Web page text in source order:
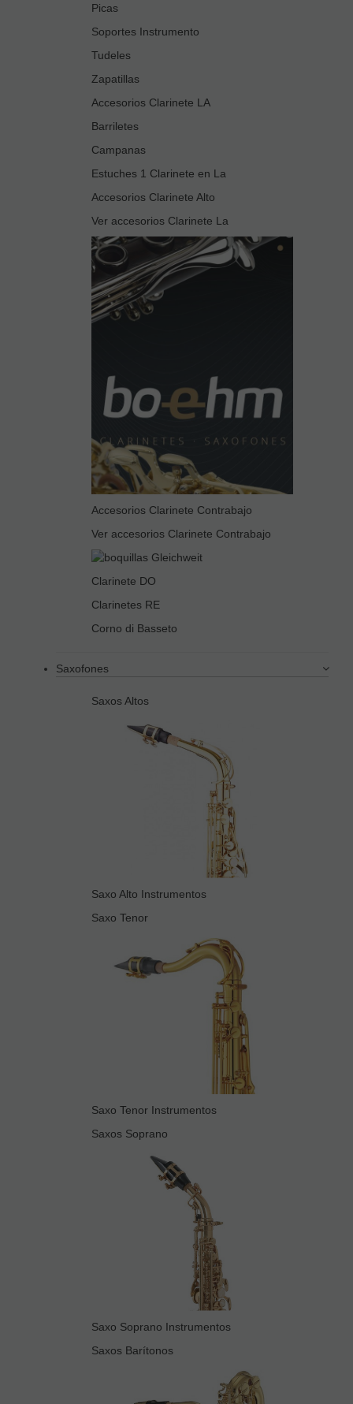
Picas
Soportes Instrumento
Tudeles
Zapatillas
Accesorios Clarinete LA
Barriletes
Campanas
Estuches 1 Clarinete en La
Accesorios Clarinete Alto
Ver accesorios Clarinete La
Accesorios Clarinete Contrabajo
Ver accesorios Clarinete Contrabajo
Clarinete DO
Clarinetes RE
Corno di Basseto
Saxofones
Saxos Altos
Saxo Alto Instrumentos
Saxo Tenor
Saxo Tenor Instrumentos
Saxos Soprano
Saxo Soprano Instrumentos
Saxos Barítonos